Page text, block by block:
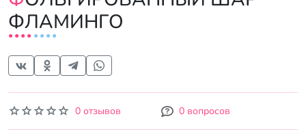
ФЛАМИНГО
0 отзывов 0 вопросов